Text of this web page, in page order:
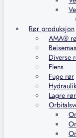
Rør produksjon
AMA®
Diverse
Flens
Fuge rør
Lagre rør